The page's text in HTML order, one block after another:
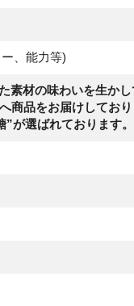
、能力等)
素材の味わいを生か
商品をお届けしてお
が選ばれております。